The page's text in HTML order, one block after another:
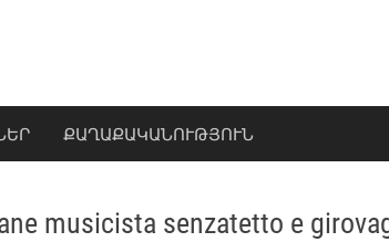
ՔԱՂԱՔԱԿԱՆՈՒԹՅՈՒՆ
musicista senzatetto e